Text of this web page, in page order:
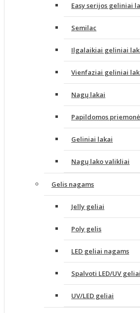
Easy serijos geliniai
Semilac
Ilgalaikiai geliniai
Vienfaziai geliniai
Nagų lakai
Papildomos
Geliniai lakai
Nagų lako valikliai
Gelis nagams
Jelly geliai
Poly gelis
LED geliai nagams
Spalvoti LED/UV
UV/LED geliai